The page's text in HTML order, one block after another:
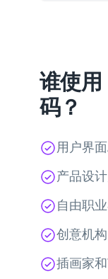
谁使
码？
用户界
产品设
自由职
创意机构
插画家